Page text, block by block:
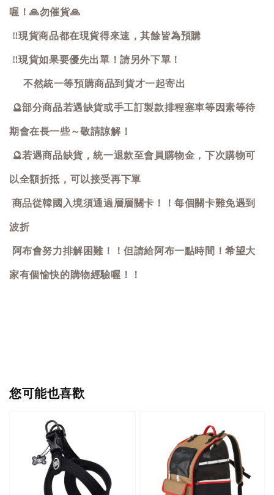
喔！🙏勿催貨🙏
‼️現貨商品都在現貨得來速，其餘皆為預購
‼️現貨如果要優先出單！請另外下單！
不然統一等預購商品到貨才一起寄出
🔮部分商品若遇缺貨或手工訂製款排程塞車等因素等待
期會在長一些～敬請諒解！
🔮若遇商品缺貨，統一退款至會員購物金，下次購物可
以全額折抵，可以接受再下單
商品從韓國入境須通過層層關卡！！每個關卡難免遇到
波折
阿布會努力排解困難！！但請給阿布一點時間！希望大
家有個愉快的購物經驗喔！！
您可能也喜歡